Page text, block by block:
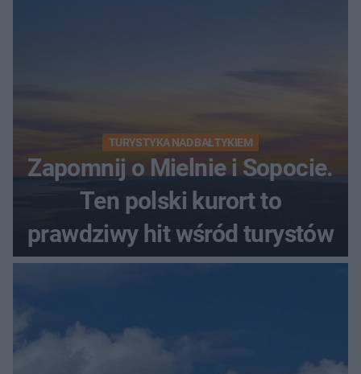
TURYSTYKA NAD BAŁTYKIEM
Zapomnij o Mielnie i Sopocie.
Ten polski kurort to
prawdziwy hit wśród turystów